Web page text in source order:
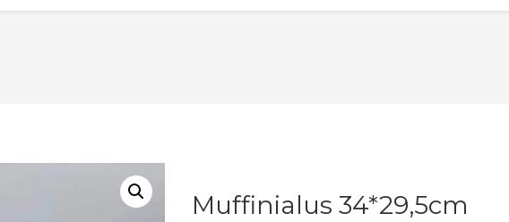
Muffinialus 34*29,5cm